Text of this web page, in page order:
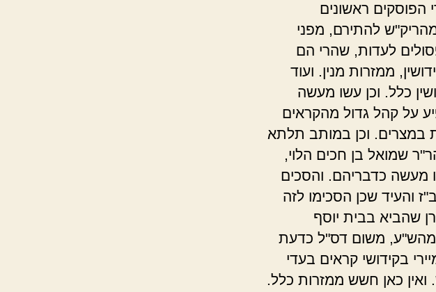
הפוסקים ראשונים
להתירם, מפני
לעדות, שהרי הם
ממזרות מנין. ועוד
כלל. וכן עשו מעשה
על קהל גדול מהקראים
במצרים. וכן במותב תלתא
שמואל בן חכים הלוי,
מעשה כדבריהם. והסכים
והעיד שכן הסכימו לזה
שהביא בבית יוסף
מהש"ע, משום דס"ל כדעת
בקידושי קראים בעדי
כאן חשש ממזרות כלל.